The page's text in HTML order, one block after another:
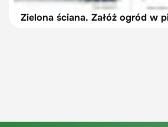
Zielona ściana. Załóż ogród w